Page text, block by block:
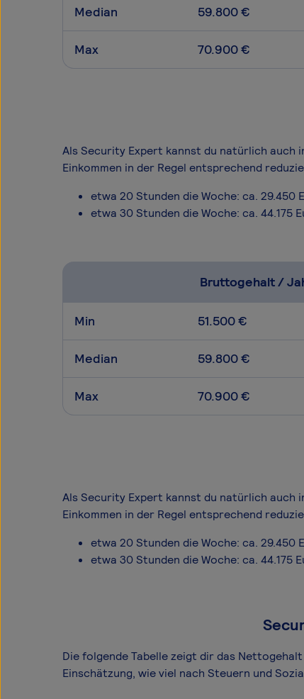
Median 59.800 €
Max 70.900 €
Als Security Expert kannst du natürlich auch
Einkommen in der Regel entsprechend
etwa 20 Stunden die Woche: ca. 29.450
etwa 30 Stunden die Woche: ca. 44.175
Bruttogehalt /
Min 51.500 €
Median 59.800 €
Max 70.900 €
Als Security Expert kannst du natürlich auch
Einkommen in der Regel entsprechend
etwa 20 Stunden die Woche: ca. 29.450
etwa 30 Stunden die Woche: ca. 44.175
Die folgende Tabelle zeigt dir das
Einschätzung, wie viel nach Steuern und